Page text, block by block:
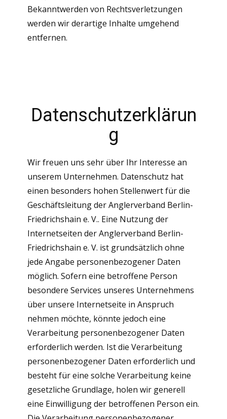
Bekanntwerden von Rechtsverletzungen
werden wir derartige Inhalte umgehend
entfernen.
Datenschutzerklärun
g
Wir freuen uns sehr über Ihr Interesse an
unserem Unternehmen. Datenschutz hat
einen besonders hohen Stellenwert für die
Geschäftsleitung der Anglerverband Berlin-
Friedrichshain e. V.. Eine Nutzung der
Internetseiten der Anglerverband Berlin-
Friedrichshain e. V. ist grundsätzlich ohne
jede Angabe personenbezogener Daten
möglich. Sofern eine betroffene Person
besondere Services unseres Unternehmens
über unsere Internetseite in Anspruch
nehmen möchte, könnte jedoch eine
Verarbeitung personenbezogener Daten
erforderlich werden. Ist die Verarbeitung
personenbezogener Daten erforderlich und
besteht für eine solche Verarbeitung keine
gesetzliche Grundlage, holen wir generell
eine Einwilligung der betroffenen Person ein.